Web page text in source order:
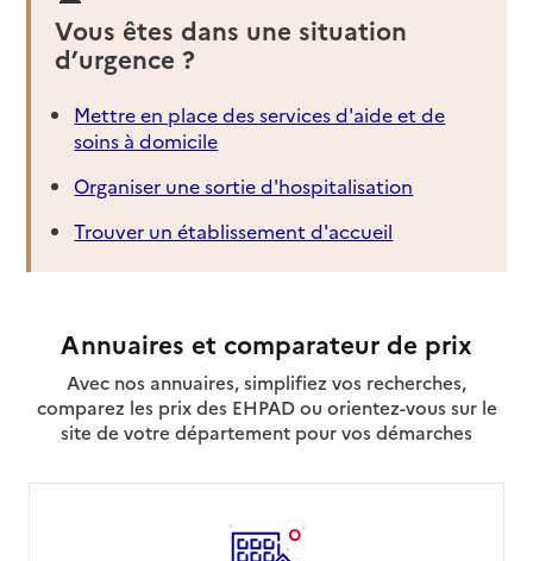
Vous êtes dans une situation
d’urgence ?
Mettre en place des services d'aide et de
soins à domicile
Organiser une sortie d'hospitalisation
Trouver un établissement d'accueil
Annuaires et comparateur de prix
Avec nos annuaires, simplifiez vos recherches,
comparez les prix des EHPAD ou orientez-vous sur le
site de votre département pour vos démarches